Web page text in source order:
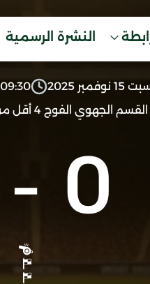
النشرة الرسمية
15 نوفمبر 2025 09:30
القسم الجهوي الفوج 4 أقل من 16 سنة
0
-